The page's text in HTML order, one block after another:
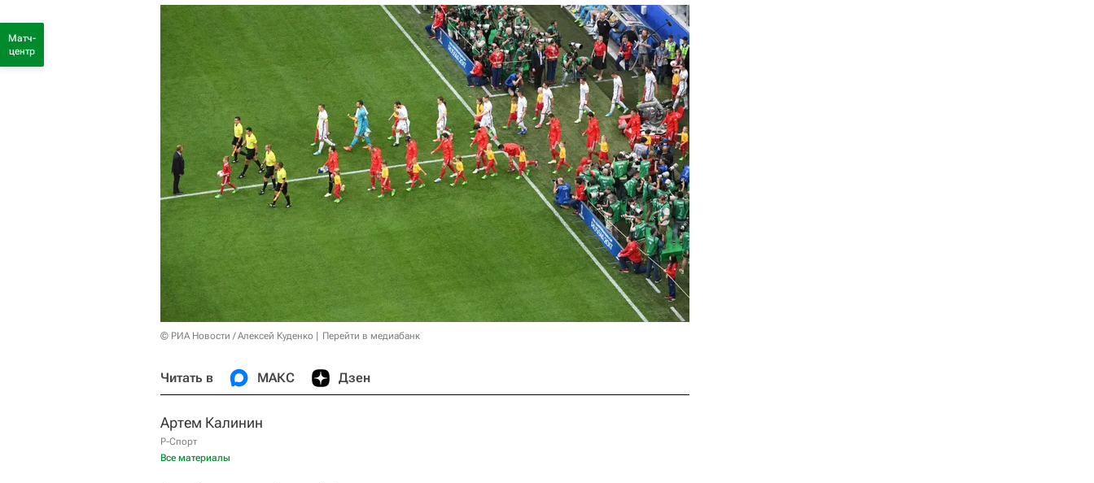
© РИА Новости / Алексей Куденко Перейти в медиабанк
Читать в МАКС Дзен
Артем Калинин
Р-Спорт
Все материалы
Матч-
центр